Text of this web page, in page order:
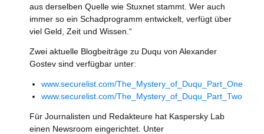
aus derselben Quelle wie Stuxnet stammt. Wer auch
immer so ein Schadprogramm entwickelt, verfügt über
viel Geld, Zeit und Wissen.“
Zwei aktuelle Blogbeiträge zu Duqu von Alexander
Gostev sind verfügbar unter:
www.securelist.com/The_Mystery_of_Duqu_Part_One
www.securelist.com/The_Mystery_of_Duqu_Part_Two
Für Journalisten und Redakteure hat Kaspersky Lab
einen Newsroom eingerichtet. Unter